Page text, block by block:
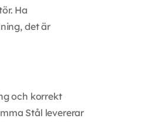
Ha
det är
och korrekt
Stål levererar